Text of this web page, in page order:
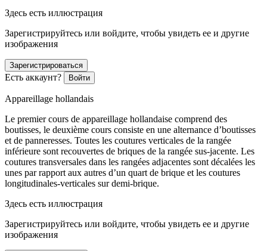
Здесь есть иллюстрация
Зарегистрируйтесь или войдите, чтобы увидеть ее и другие
изображения
Зарегистрироваться
Есть аккаунт? Войти
Appareillage hollandais
Le premier cours de appareillage hollandaise comprend des
boutisses, le deuxième cours consiste en une alternance d’boutisses
et de panneresses. Toutes les coutures verticales de la rangée
inférieure sont recouvertes de briques de la rangée sus-jacente. Les
coutures transversales dans les rangées adjacentes sont décalées les
unes par rapport aux autres d’un quart de brique et les coutures
longitudinales-verticales sur demi-brique.
Здесь есть иллюстрация
Зарегистрируйтесь или войдите, чтобы увидеть ее и другие
изображения